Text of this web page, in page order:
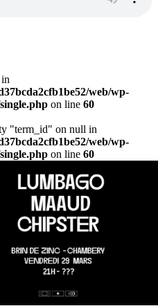
web/wp-
on line 60
"term_id" on null in
web/wp-
on line 60